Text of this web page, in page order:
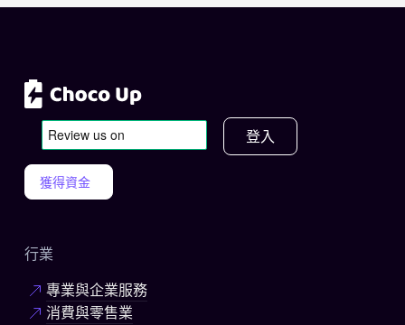
登入
獲得資金
行業
專業與企業服務
消費與零售業